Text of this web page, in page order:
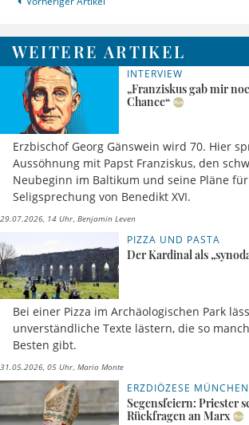
WEITERE ARTIKEL
INTERVIEW
„Franziskus gab mir
Chance“
Erzbischof Georg Gänswein wird 70. Hier
Aussöhnung mit Papst Franziskus, den
Neubeginn im Baltikum und seine Pläne
Seligsprechung von Benedikt XVI.
29.07.2026, 14 Uhr Benjamin Leven
PIZZA UND PASTA
Der Kardinal als
Bei einer Pizza im Archäologischen Park
unverständliche Texte lästern, die so
Besten gibt.
31.05.2026, 05 Uhr Mario Monte
ERZDIÖZESE
Segensfeiern: Priester
Rückfragen an Marx